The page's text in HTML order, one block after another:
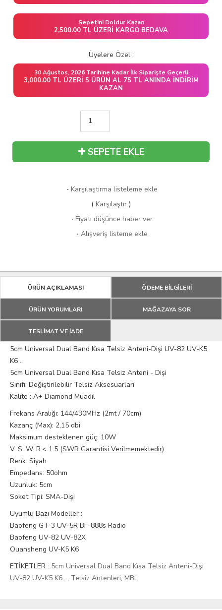
Sepetini Doldur Kazan
2,500.00 TL ÜZERI KARGO BEDAVA
Üyelere Özel :
30 Ağustos, 2026 Tarihine Kadar İlk Siparişte Geçerli
3,000.00 TL ÜZERI 5 ÜRÜN AL 75 TL ANINDA İNDIRIM
KAZAN
SEPETE EKLE
· Karşılaştırma listeleme ekle
( Karşılaştır )
· Fiyatı düşünce haber ver
· Alışveriş listeme ekle
ÜRÜN AÇIKLAMASI ÖDEME BİLGİLERİ
ÜRÜN YORUMLARI MAĞAZAYA SOR
TESLİMAT VE İADE
5cm Universal Dual Band Kısa Telsiz Anteni-Dişi UV-82 UV-K5
K6 ..
5cm Universal Dual Band Kısa Telsiz Anteni - Dişi
Sınıfı: Değiştirilebilir Telsiz Aksesuarları
Kalite : A+ Diamond Muadil
Frekans Aralığı: 144/430MHz (2mt / 70cm)
Kazanç (Max): 2,15 dbi
Maksimum desteklenen güç: 10W
V. S. W. R:< 1.5 (SWR Garantisi Verilmemektedir)
Renk: Siyah
Empedans: 50ohm
Uzunluk: 5cm
Soket Tipi: SMA-Dişi
Uyumlu Bazı Modeller :
Baofeng GT-3 UV-5R BF-888s Radio
Baofeng UV-82 UV-82X
Ouansheng UV-K5 K6
ETİKETLER : 5cm Universal Dual Band Kısa Telsiz Anteni-Dişi
UV-82 UV-K5 K6 .., Telsiz Antenleri, MBL